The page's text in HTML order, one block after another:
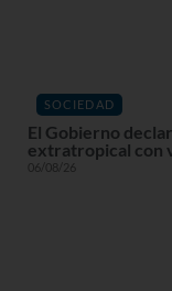
SOCIEDAD
El Gobierno
extratropical con
06/08/26